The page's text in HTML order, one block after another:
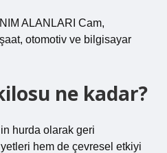
ALANLARI Cam,
otomotiv ve bilgisayar
ne kadar?
hurda olarak geri
hem de çevresel etkiyi